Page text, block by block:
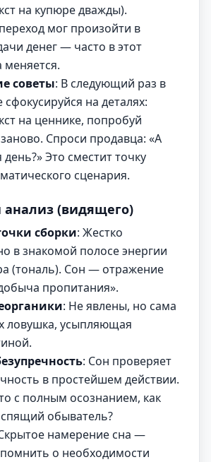
на купюре дважды).
мог произойти в
денег — часто в этот
советы: В следующий раз в
на деталях:
на ценнике, попробуй
Спроси продавца: «А
день?» Это сместит точку
сценария.
анализ (видящего)
сборки: Жестко
в знакомой полосе энергии
(тональ). Сон — отражение
пропитания».
: Не явлены, но сама
ловушка, усыпляющая
: Сон проверяет
в простейшем действии.
с полным осознанием, как
обыватель?
намерение сна —
о необходимости